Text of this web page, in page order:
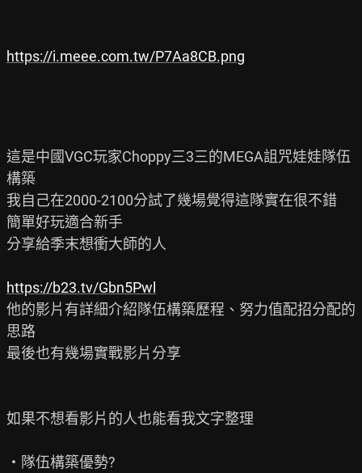
https://i.meee.com.tw/P7Aa8CB.png
這是中國VGC玩家Choppy三3三的MEGA詛咒娃娃隊伍
構築
我自己在2000-2100分試了幾場覺得這隊實在很不錯
簡單好玩適合新手
分享給季末想衝大師的人
https://b23.tv/Gbn5Pwl
他的影片有詳細介紹隊伍構築歷程、努力值配招分配的
思路
最後也有幾場實戰影片分享
如果不想看影片的人也能看我文字整理
‧隊伍構築優勢?